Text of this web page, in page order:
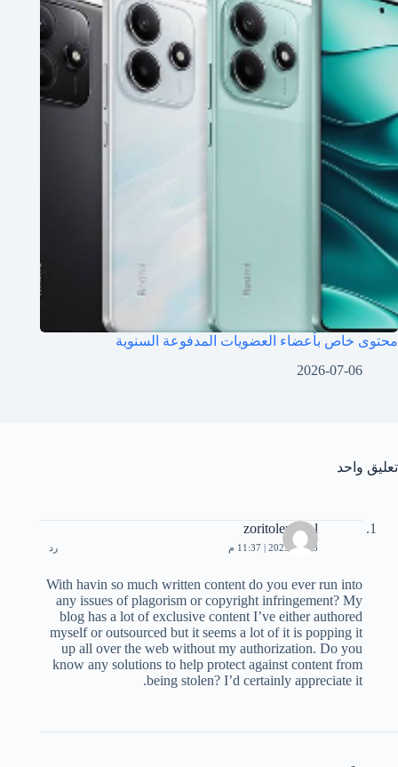
محتوى خاص بأعضاء العضويات المدفوعة السنوية
2026-07-06
تعليق واحد
zoritoler imol
2025-08-13 | 11:37 م رد
With havin so much written content do you ever run into
any issues of plagorism or copyright infringement? My
blog has a lot of exclusive content I’ve either authored
myself or outsourced but it seems a lot of it is popping it
up all over the web without my authorization. Do you
know any solutions to help protect against content from
being stolen? I’d certainly appreciate it.